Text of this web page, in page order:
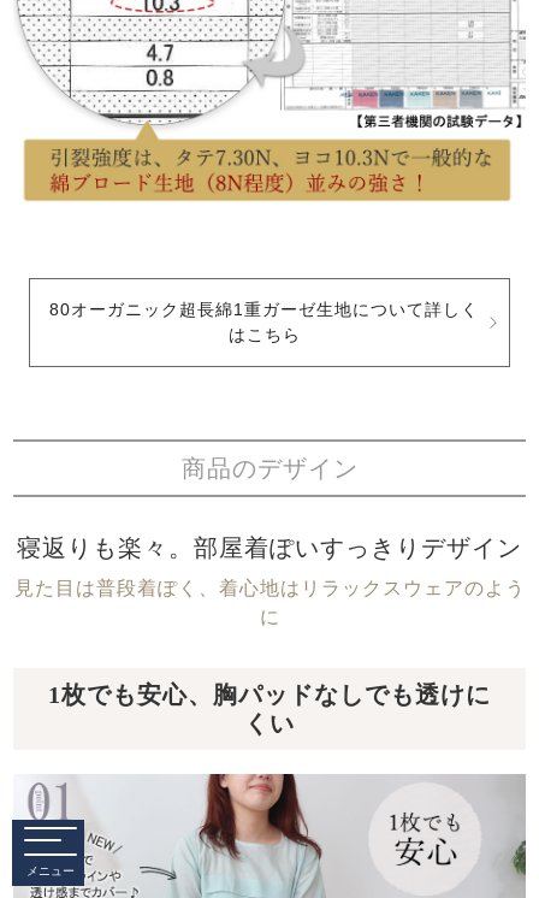
メニュー
80オーガニック超長綿1重ガーゼ生地について詳しく
はこちら
商品のデザイン
寝返りも楽々。部屋着ぽいすっきりデザイン
見た目は普段着ぽく、着心地はリラックスウェアのよう
に
1枚でも安心、胸パッドなしでも透けに
くい